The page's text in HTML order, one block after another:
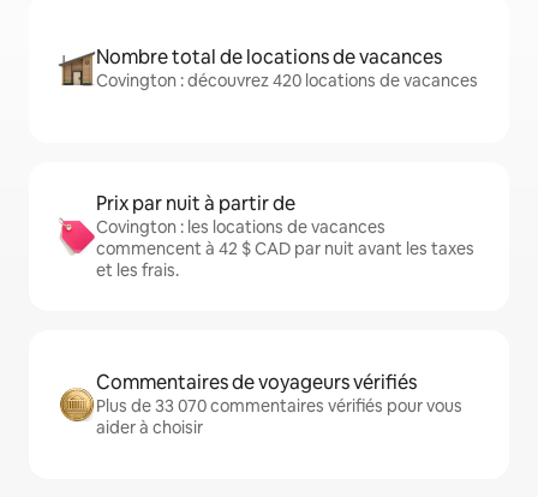
Nombre total de locations de vacances
Covington : découvrez 420 locations de vacances
Prix par nuit à partir de
Covington : les locations de vacances
commencent à 42 $ CAD par nuit avant les taxes
et les frais.
Commentaires de voyageurs vérifiés
Plus de 33 070 commentaires vérifiés pour vous
aider à choisir